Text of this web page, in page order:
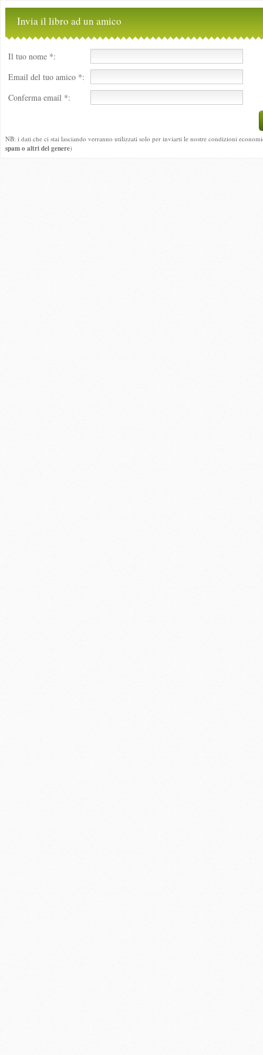
Invia il libro ad un amico
Il tuo nome *:
Email del tuo amico *:
Conferma email *:
NB: i dati che ci stai lasciando verranno utilizzati solo per inviarti le nostre condizioni
spam o altri del genere)